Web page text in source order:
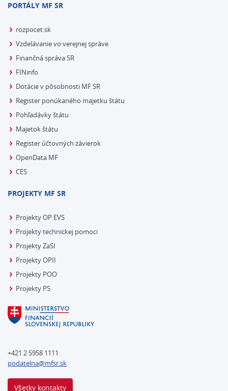
PORTÁLY MF SR
rozpocet.sk
Vzdelávanie vo verejnej správe
Finančná správa SR
FINinfo
Dotácie v pôsobnosti MF SR
Register ponúkaného majetku štátu
Pohľadávky štátu
Majetok štátu
Register účtovných závierok
OpenData MF
CES
PROJEKTY MF SR
Projekty OP EVS
Projekty technickej pomoci
Projekty ZaSI
Projekty OPII
Projekty POO
Projekty PS
+421 2 5958 1111
podatelna@mfsr.sk
Všetky kontakty